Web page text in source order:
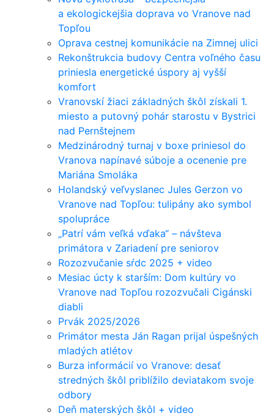
a ekologickejšia doprava vo Vranove nad
Topľou
Oprava cestnej komunikácie na Zimnej ulici
Rekonštrukcia budovy Centra voľného času
priniesla energetické úspory aj vyšší
komfort
Vranovskí žiaci základných škôl získali 1.
miesto a putovný pohár starostu v Bystrici
nad Pernštejnem
Medzinárodný turnaj v boxe priniesol do
Vranova napínavé súboje a ocenenie pre
Mariána Smoláka
Holandský veľvyslanec Jules Gerzon vo
Vranove nad Topľou: tulipány ako symbol
spolupráce
„Patrí vám veľká vďaka“ – návšteva
primátora v Zariadení pre seniorov
Rozozvučanie sŕdc 2025 + video
Mesiac úcty k starším: Dom kultúry vo
Vranove nad Topľou rozozvučali Cigánski
diabli
Prvák 2025/2026
Primátor mesta Ján Ragan prijal úspešných
mladých atlétov
Burza informácií vo Vranove: desať
stredných škôl priblížilo deviatakom svoje
odbory
Deň materských škôl + video